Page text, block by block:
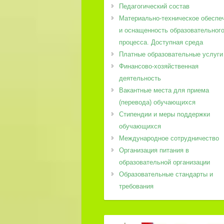
Педагогический состав
Материально-техническое
и оснащенность образовательного
процесса. Доступная среда
Платные образовательные услуги
Финансово-хозяйственная
деятельность
Вакантные места для приема
(перевода) обучающихся
Стипендии и меры поддержки
обучающихся
Международное сотрудничество
Организация питания в
образовательной организации
Образовательные стандарты и
требования